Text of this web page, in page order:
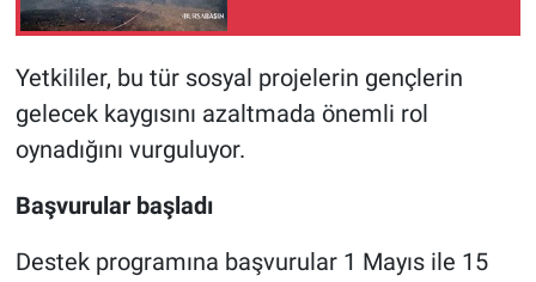
Yetkililer, bu tür sosyal projelerin gençlerin
gelecek kaygısını azaltmada önemli rol
oynadığını vurguluyor.
Başvurular başladı
Destek programına başvurular 1 Mayıs ile 15